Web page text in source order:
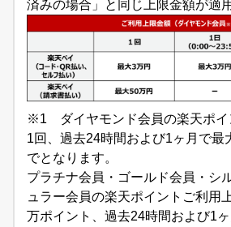
済みの場合」と同じ上限金額が適
※1 ダイヤモンド会員の楽天ポイ
1回、過去24時間および1ヶ月で最
でとなります。
プラチナ会員・ゴールド会員・シ
ュラー会員の楽天ポイントご利用
万ポイント、過去24時間および1